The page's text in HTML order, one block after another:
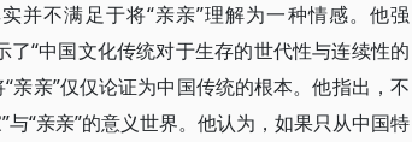
并不满足于将“亲亲”理解为一种情感。他强
了“中国文化传统对于生存的世代性与连续性的
亲亲”仅仅论证为中国传统的根本。他指出，不
“亲亲”的意义世界。他认为，如果只从中国特